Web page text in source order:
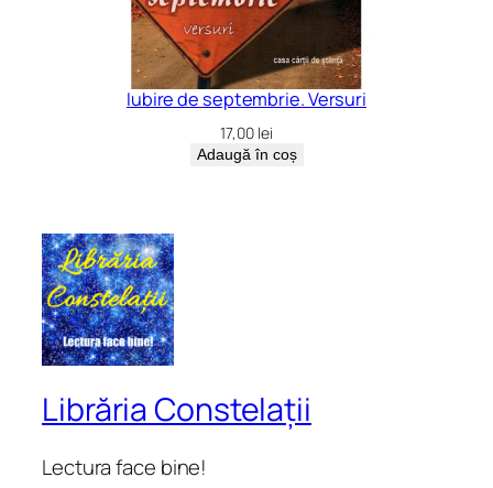
Iubire de septembrie. Versuri
17,00 lei
Adaugă în coș
Librăria Constelații
Lectura face bine!